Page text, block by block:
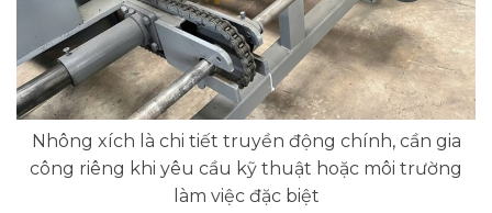
Nhông xích là chi tiết truyền động chính, cần gia
công riêng khi yêu cầu kỹ thuật hoặc môi trường
làm việc đặc biệt